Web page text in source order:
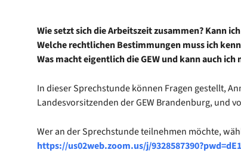
Wie setzt sich die Arbeits­zeit zusam­men? Kann
Wel­che recht­li­chen Bestim­mun­gen muss ich
Was macht eigent­lich die GEW und kann auch ich
In die­ser Sprech­stun­de kön­nen Fra­gen gestellt,
Lan­des­vor­sit­zen­den der GEW Bran­den­burg, und
Wer an der Sprech­stun­de teil­neh­men möch­te,
https://​us02​web​.zoom​.us/​j​/​9​3​2​8​5​8​7​390?